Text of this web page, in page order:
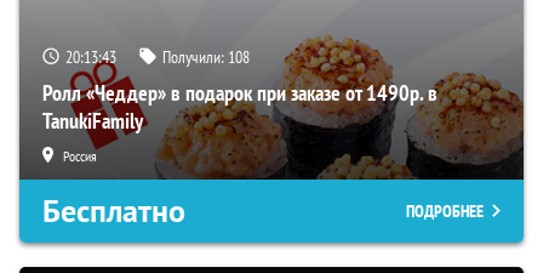
20:13:42 Получили: 108
Ролл «Чеддер» в подарок при заказе от 1490р. в
TanukiFamily
Россия
Бесплатно ПОДРОБНЕЕ